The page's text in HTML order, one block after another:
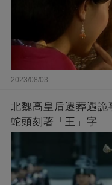
2023/08/03
北魏高皇后遷葬遇詭
蛇頭刻著「王」字